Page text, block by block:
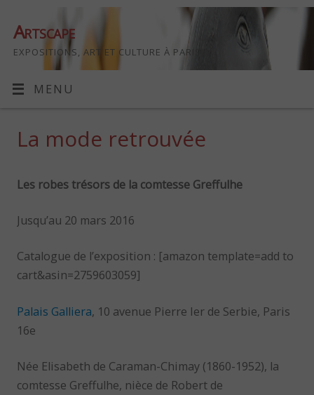
Artscape
EXPOSITIONS, ART ET CULTURE À PARIS
MENU
La mode retrouvée
Les robes trésors de la comtesse Greffulhe
Jusqu’au 20 mars 2016
Catalogue de l’exposition : [amazon template=add to
cart&asin=2759603059]
Palais Galliera, 10 avenue Pierre Ier de Serbie, Paris
16e
Née Elisabeth de Caraman-Chimay (1860-1952), la
comtesse Greffulhe, nièce de Robert de